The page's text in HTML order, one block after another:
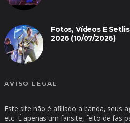
Fotos, Vídeos E
2026 (10/07/2026)
AVISO LEGAL
Este site não é afiliado a banda, seus
etc. É apenas um fansite, feito de fãs